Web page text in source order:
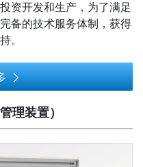
资开发和生产，为了满足
备的技术服务体制，获得
。
理装置）